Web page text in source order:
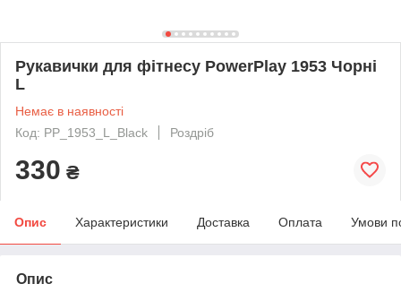
Рукавички для фітнесу PowerPlay 1953 Чорні
L
Немає в наявності
Код: PP_1953_L_Black
Роздріб
330 ₴
Опис Характеристики Доставка Оплата Умови
Опис